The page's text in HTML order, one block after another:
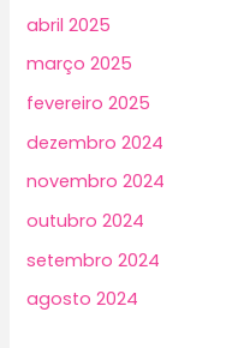
abril 2025
março 2025
fevereiro 2025
dezembro 2024
novembro 2024
outubro 2024
setembro 2024
agosto 2024